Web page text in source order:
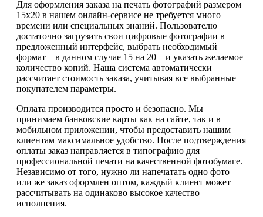
Для оформления заказа на печать фотографий размером
15х20 в нашем онлайн-сервисе не требуется много
времени или специальных знаний. Пользователю
достаточно загрузить свои цифровые фотографии в
предложенный интерфейс, выбрать необходимый
формат – в данном случае 15 на 20 – и указать желаемое
количество копий. Наша система автоматически
рассчитает стоимость заказа, учитывая все выбранные
покупателем параметры.
Оплата производится просто и безопасно. Мы
принимаем банковские карты как на сайте, так и в
мобильном приложении, чтобы предоставить нашим
клиентам максимальное удобство. После подтверждения
оплаты заказ направляется в типографию для
профессиональной печати на качественной фотобумаге.
Независимо от того, нужно ли напечатать одно фото
или же заказ оформлен оптом, каждый клиент может
рассчитывать на одинаково высокое качество
исполнения.